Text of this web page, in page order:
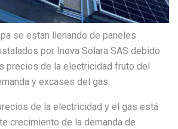
se estan llenando de paneles
por Inova Solara SAS debido
precios de la electricidad fruto del
y excases del gas.
de la electricidad y el gas está
crecimiento de la demanda de